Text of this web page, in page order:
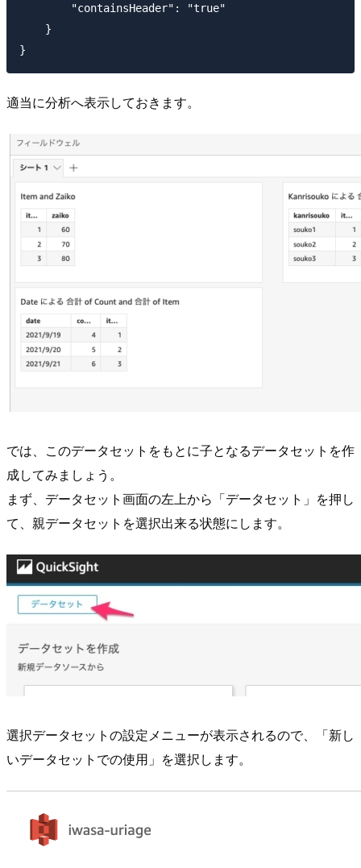
        "containsHeader": "true"
    }
適当に分析へ表示しておきます。
では、このデータセットをもとに子となるデータセットを作
成してみましょう。
まず、データセット画面の左上から「データセット」を押し
て、親データセットを選択出来る状態にします。
選択データセットの設定メニューが表示されるので、「新し
いデータセットでの使用」を選択します。